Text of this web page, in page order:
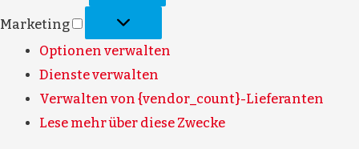
Marketing Marketing
Optionen verwalten
Dienste verwalten
Verwalten von {vendor_count}-Lieferanten
Lese mehr über diese Zwecke